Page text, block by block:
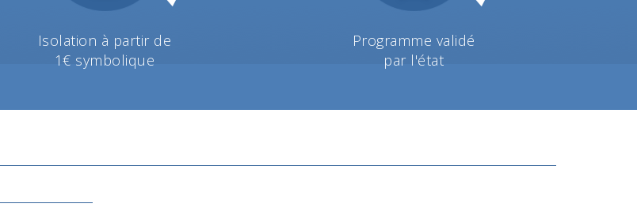
Isolation à partir de
1€ symbolique
Programme validé
par l'état